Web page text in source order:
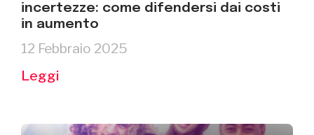
incertezze: come difendersi dai costi
in aumento
12 Febbraio 2025
Leggi